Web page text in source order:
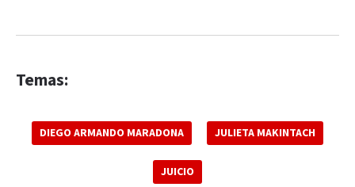
Temas:
DIEGO ARMANDO MARADONA JULIETA MAKINTACH
JUICIO